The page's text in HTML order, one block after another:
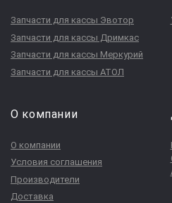
Запчасти для кассы Эвотор
Запчасти для кассы Дримкас
Запчасти для кассы Меркурий
Запчасти для кассы АТОЛ
О компании
О компании
Условия соглашения
Производители
Доставка